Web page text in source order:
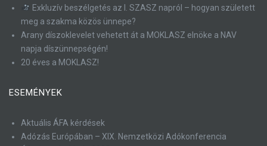
Exkluzív beszélgetés az I. SZASZ napról – hogyan született
meg a szakma közös ünnepe?
Arany díszoklevelet vehetett át a MOKLASZ elnöke a NAV
napja díszünnepségén!
20 éves a MOKLASZ!
ESEMÉNYEK
Aktuális ÁFA kérdések
Adózás Európában – XIX. Nemzetközi Adókonferencia